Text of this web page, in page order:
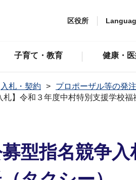
区役所
子育て・教育 健康・
入札・契約 プロポーザル等の発
札】令和３年度中村特別支援学校福
募型指名競争